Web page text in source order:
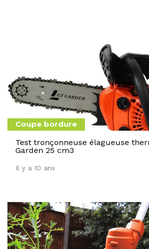
Coupe bordure
Test tronçonneuse élagueuse
Garden 25 cm3
Il y a 10 ans